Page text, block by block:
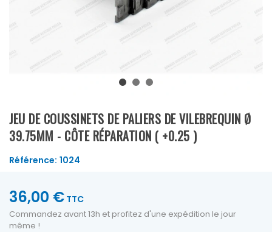
JEU DE COUSSINETS DE PALIERS DE VILEBREQUIN Ø
39.75MM - CÔTE RÉPARATION ( +0.25 )
Référence: 1024
36,00 € TTC
Commandez avant 13h et profitez d'une expédition le jour
même !